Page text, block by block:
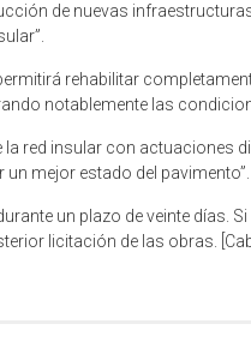
de nuevas
rehabilitar
notablemente las
red insular con actuaciones
mejor estado del pavimento”.
un plazo de veinte días.
licitación de las obras.